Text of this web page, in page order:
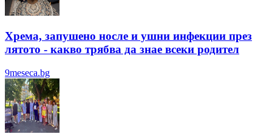
Хрема, запушено носле и ушни инфекции през
лятотo - какво трябва да знае всеки родител
9meseca.bg